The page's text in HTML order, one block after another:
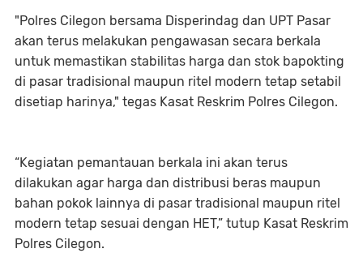
"Polres Cilegon bersama Disperindag dan UPT Pasar
akan terus melakukan pengawasan secara berkala
untuk memastikan stabilitas harga dan stok bapokting
di pasar tradisional maupun ritel modern tetap setabil
disetiap harinya," tegas Kasat Reskrim Polres Cilegon.
“Kegiatan pemantauan berkala ini akan terus
dilakukan agar harga dan distribusi beras maupun
bahan pokok lainnya di pasar tradisional maupun ritel
modern tetap sesuai dengan HET,” tutup Kasat Reskrim
Polres Cilegon.